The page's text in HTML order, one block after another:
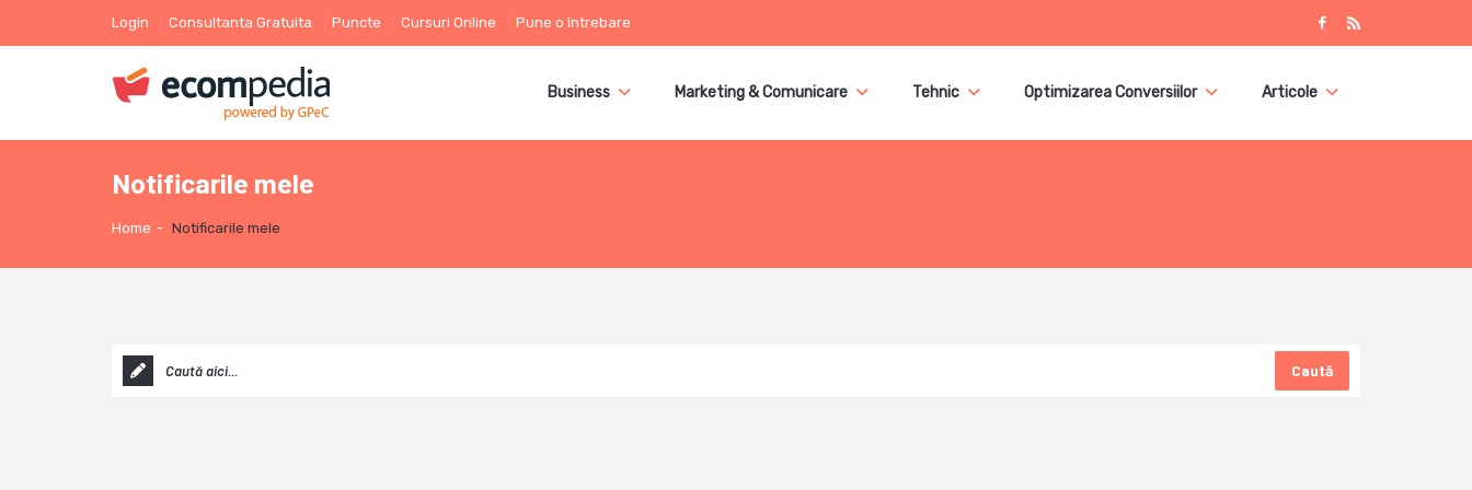
Login Consultanta Gratuita Puncte Cursuri Online Pune o întrebare
Business Marketing & Comunicare Tehnic Optimizarea Conversiilor Articole
Notificarile mele
Home - Notificarile mele
Caută